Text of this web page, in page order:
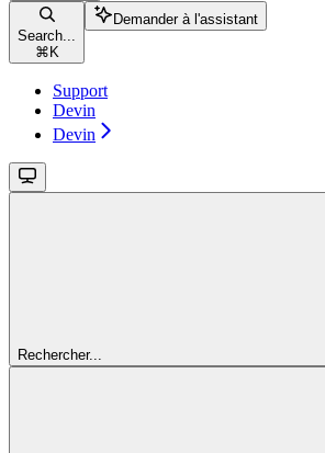
Search...
⌘ K
Demander à l'assistant
Support
Devin
Devin
Rechercher...